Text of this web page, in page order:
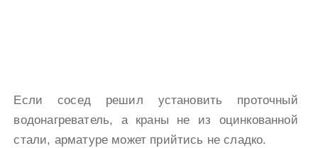
Если сосед решил установить проточный
водонагреватель, а краны не из оцинкованной
стали, арматуре может прийтись не сладко.